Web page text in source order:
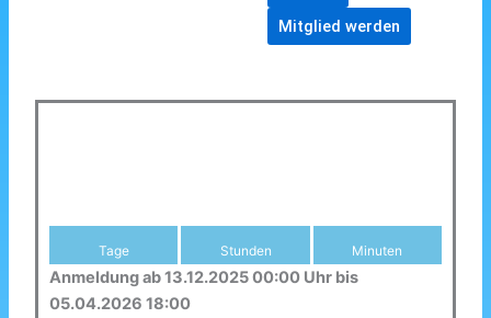
Mitglied werden
Tage Stunden Minuten
Anmeldung ab 13.12.2025 00:00 Uhr bis
05.04.2026 18:00